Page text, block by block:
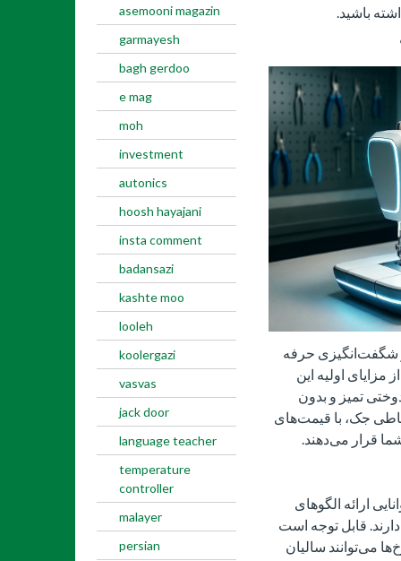
asemooni magazin
garmayesh
bagh gerdoo
e mag
moh
investment
autonics
hoosh hayajani
insta comment
badansazi
kashte moo
looleh
koolergazi
vasvas
jack door
language teacher
temperature
controller
malayer
persian
باشید.
شگفت‌انگیزی حرفه
مزایای اولیه این
تمیز و بدون
جک، با قیمت‌های
شما قرار می‌دهند.
ارائه الگوهای
قابل توجه است
می‌توانند سالیان